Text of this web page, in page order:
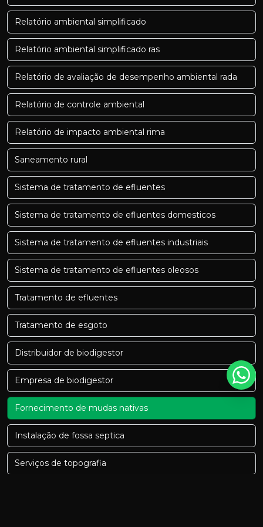
Relatório ambiental simplificado
Relatório ambiental simplificado ras
Relatório de avaliação de desempenho ambiental rada
Relatório de controle ambiental
Relatório de impacto ambiental rima
Saneamento rural
Sistema de tratamento de efluentes
Sistema de tratamento de efluentes domesticos
Sistema de tratamento de efluentes industriais
Sistema de tratamento de efluentes oleosos
Tratamento de efluentes
Tratamento de esgoto
Distribuidor de biodigestor
Empresa de biodigestor
Fornecimento de mudas nativas
Instalação de fossa septica
Serviços de topografia